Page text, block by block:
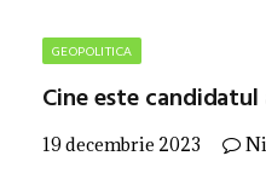
GEOPOLITICA
Cine este
19 decembrie 2023